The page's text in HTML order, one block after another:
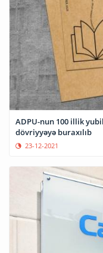
ADPU-nun 100 illik
dövriyyəyə buraxılıb
23-12-2021